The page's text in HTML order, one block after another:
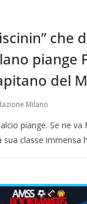
che
piange
del
Milano
piange. Se ne va
sua classe immensa